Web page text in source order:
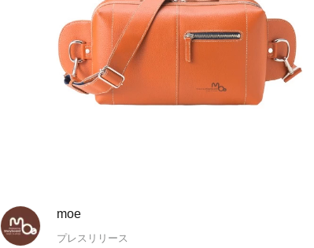
moe
プレスリリース